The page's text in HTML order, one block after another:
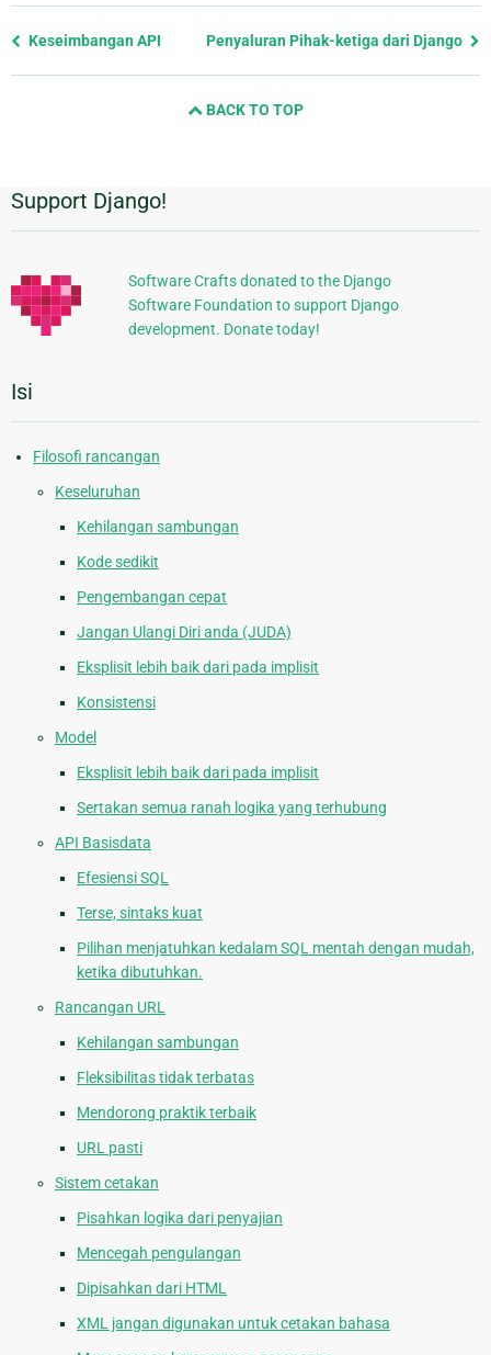
Previous
Keseimbangan API Penyaluran Pihak-ketiga dari Django
BACK TO TOP
Informasi
Tambahan
Support Django!
Software Crafts donated to the Django
Software Foundation to support Django
development. Donate today!
Isi
Filosofi rancangan
Keseluruhan
Kehilangan sambungan
Kode sedikit
Pengembangan cepat
Jangan Ulangi Diri anda (JUDA)
Eksplisit lebih baik dari pada implisit
Konsistensi
Model
Eksplisit lebih baik dari pada implisit
Sertakan semua ranah logika yang terhubung
API Basisdata
Efesiensi SQL
Terse, sintaks kuat
Pilihan menjatuhkan kedalam SQL mentah dengan mudah,
ketika dibutuhkan.
Rancangan URL
Kehilangan sambungan
Fleksibilitas tidak terbatas
Mendorong praktik terbaik
URL pasti
Sistem cetakan
Pisahkan logika dari penyajian
Mencegah pengulangan
Dipisahkan dari HTML
XML jangan digunakan untuk cetakan bahasa